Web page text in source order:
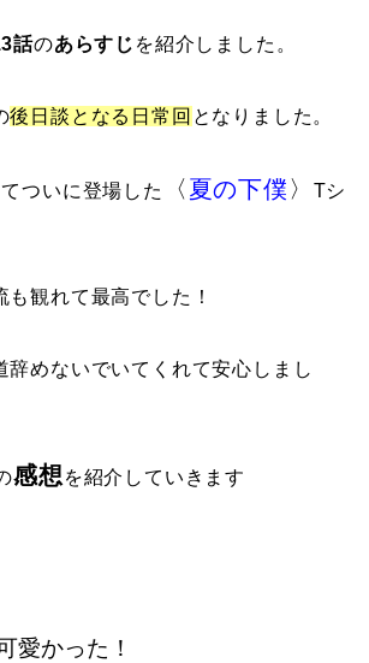
話のあらすじ を紹介しました。
後日談となる日常回 となりました。
ついに登場した 〈 夏の下僕 〉
Tシ
も観れて最高でした！
辞めないでいてくれて安心しまし
感想 を紹介していきます
愛かった！